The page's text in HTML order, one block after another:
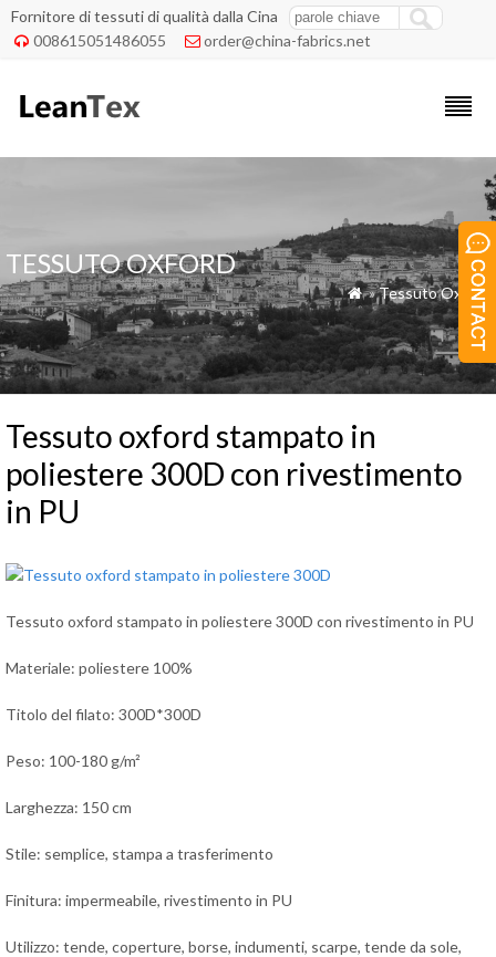
Fornitore di tessuti di qualità dalla Cina
 008615051486055  order@china-fabrics.net
TESSUTO OXFORD
 »Tessuto Oxford
Tessuto oxford stampato in
poliestere 300D con rivestimento
in PU
Tessuto oxford stampato in poliestere 300D con rivestimento in PU
Materiale: poliestere 100%
Titolo del filato: 300D*300D
Peso: 100-180 g/m²
Larghezza: 150 cm
Stile: semplice, stampa a trasferimento
Finitura: impermeabile, rivestimento in PU
Utilizzo: tende, coperture, borse, indumenti, scarpe, tende da sole,